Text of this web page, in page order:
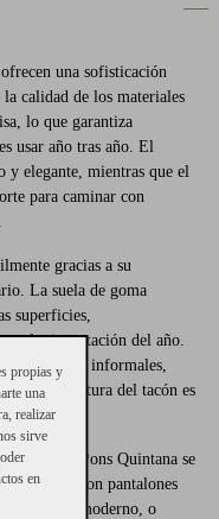
una sofisticación
calidad de los materiales
lo que garantiza
usar año tras año. El
y elegante, mientras que el
para caminar con
gracias a su
La suela de goma
superficies,
estación del año.
como informales,
La altura del tacón es
de Piel Pons Quintana se
Úsalos con pantalones
de oficina moderno, o
propias y
una
realizar
sirve
en